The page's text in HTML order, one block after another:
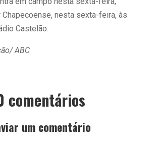
nesta sexta-feira, às
Castelão.
ABC
comentários
um comentário